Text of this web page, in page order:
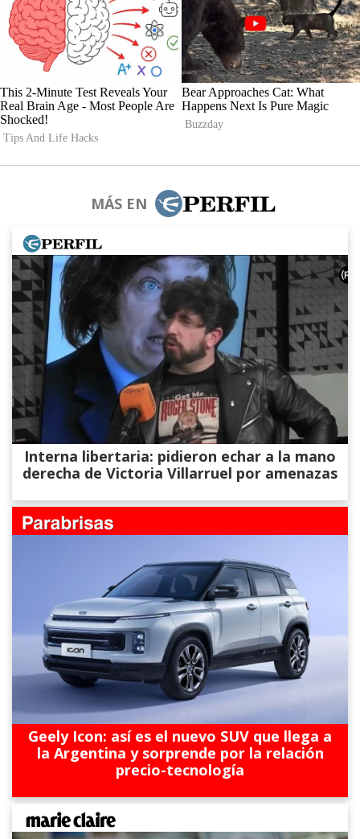
MÁS EN
Interna libertaria: pidieron echar a la mano
derecha de Victoria Villarruel por amenazas
Geely Icon: así es el nuevo SUV que llega a
la Argentina y sorprende por la relación
precio-tecnología